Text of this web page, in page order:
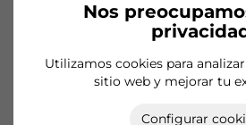
Nos
Utilizamos cookies para
sitio web y mejorar tu
Configurar
8162112/EAN 8432393139265
Productos